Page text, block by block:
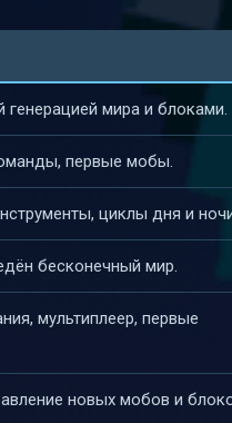
мира и блоками.
первые мобы.
циклы дня и
бесконечный мир.
мультиплеер, первые
новых мобов и